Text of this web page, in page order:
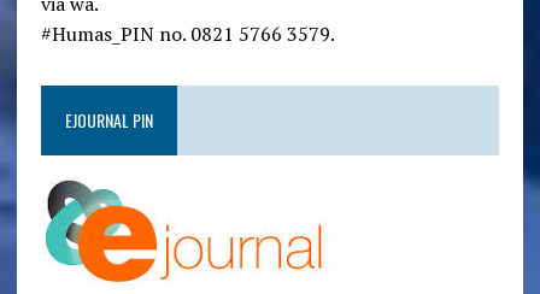
#Humas_PIN no. 0821 5766 3579.
EJOURNAL PIN